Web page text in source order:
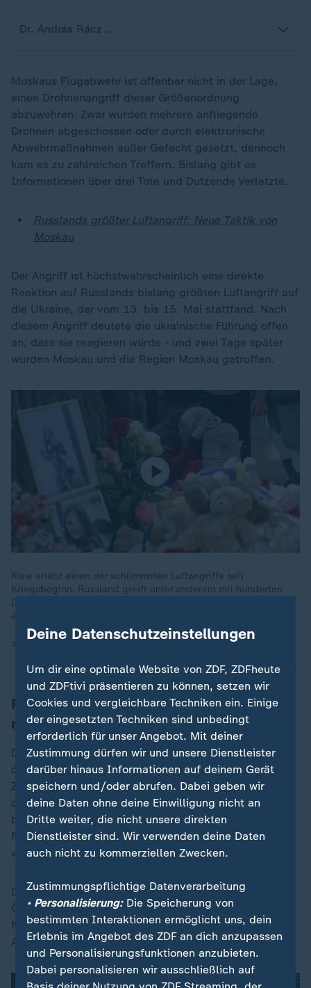
Dr. András Rácz ...
Moskaus Flugabwehr ist offenbar nicht in der Lage,
einen Drohnenangriff dieser Größenordnung
abzuwehren. Zwar wurden mehrere anfliegende
Drohnen abgeschossen oder durch elektronische
Abwehrmaßnahmen außer Gefecht gesetzt, dennoch
kam es zu zahlreichen Treffern. Bislang gibt es
Informationen über drei Tote und Dutzende Verletzte.
Russlands größter Luftangriff: Neue Taktik von
Moskau
Der Angriff ist höchstwahrscheinlich eine direkte
Reaktion auf Russlands bislang größten Luftangriff auf
die Ukraine, der vom 13. bis 15. Mai stattfand. Nach
diesem Angriff deutete die ukrainische Führung offen
an, dass sie reagieren würde - und zwei Tage später
wurden Moskau und die Region Moskau getroffen.
Kiew erlebt einen der schlimmsten Luftangriffe seit
Kriegsbeginn. Russland greift unter anderem mit hunderten
Drohnen an. In der Hauptstadt wurde ein Trauertag
ausgerufen.
Politischer Schaden wichtiger als der
materielle
Der materielle Schaden ist insgesamt nicht erheblich,
die politische Wirkung jedoch sehr wohl. Seit dem
Zweiten Weltkrieg wurden in Moskau keine Menschen
durch feindliche Luftangriffe getötet. Außerdem
begann der Angriff in der Nacht und dauerte bis in die
Morgenstunden hinein, mehrere Stunden lang - somit
wurde jedem Moskauer klar, was vor sich ging.
Diese Größenordnung kann der Kreml vor der
Öffentlichkeit nicht mehr verbergen. Die Mainstream-
Medien inRusslandkonnten nicht anders als über den
Angriff auf ihren Titelseiten zu berichten.
Deine Datenschutzeinstellungen
Um dir eine optimale Website von ZDF, ZDFheute
und ZDFtivi präsentieren zu können, setzen wir
Cookies und vergleichbare Techniken ein. Einige
der eingesetzten Techniken sind unbedingt
erforderlich für unser Angebot. Mit deiner
Zustimmung dürfen wir und unsere Dienstleister
darüber hinaus Informationen auf deinem Gerät
speichern und/oder abrufen. Dabei geben wir
deine Daten ohne deine Einwilligung nicht an
Dritte weiter, die nicht unsere direkten
Dienstleister sind. Wir verwenden deine Daten
auch nicht zu kommerziellen Zwecken.
Zustimmungspflichtige Datenverarbeitung
• Personalisierung:Die Speicherung von
bestimmten Interaktionen ermöglicht uns, dein
Erlebnis im Angebot des ZDF an dich anzupassen
und Personalisierungsfunktionen anzubieten.
Dabei personalisieren wir ausschließlich auf